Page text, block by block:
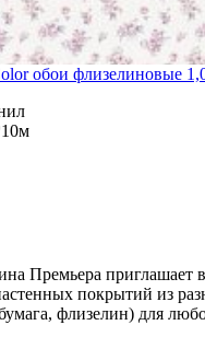
обои флизелиновые
Премьера приглашает в
покрытий из
флизелин) для